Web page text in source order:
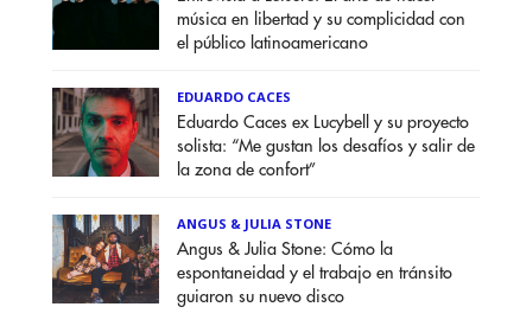
música en libertad y su complicidad con
el público latinoamericano
EDUARDO CACES
Eduardo Caces ex Lucybell y su proyecto
solista: “Me gustan los desafíos y salir de
la zona de confort”
ANGUS & JULIA STONE
Angus & Julia Stone: Cómo la
espontaneidad y el trabajo en tránsito
guiaron su nuevo disco